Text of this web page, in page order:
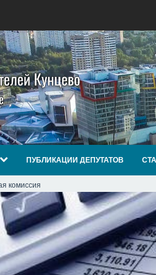
ПУБЛИКАЦИИ ДЕПУТАТОВ
комиссия